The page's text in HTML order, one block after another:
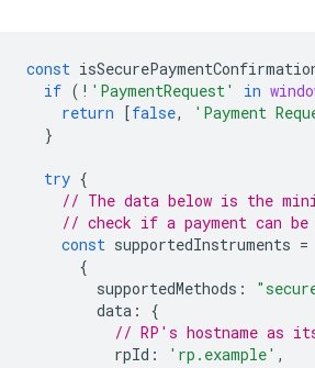
const
if ( ! 'PaymentRequest' in
return
[false,
'Payment
}
try {
// The data below is the
// check if a payment can be
const supportedInstruments =
{
supportedMethods :
data :
{
// RP's hostname as
rpId : 'rp.example' ,